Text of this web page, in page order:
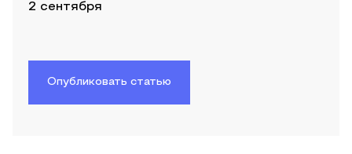
2 сентября
Опубликовать статью